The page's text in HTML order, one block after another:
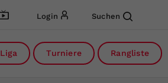
Login Suchen
Liga Turniere Rangliste